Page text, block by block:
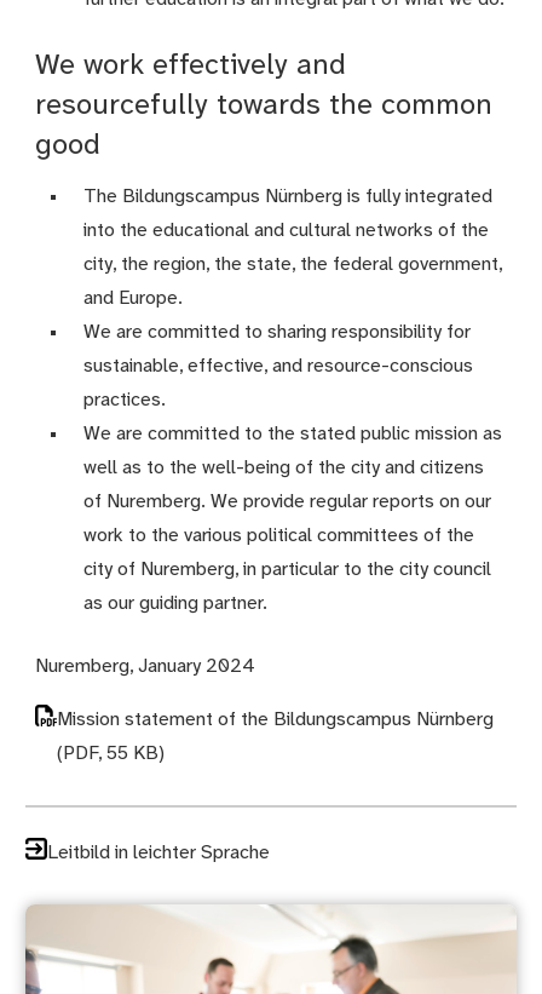
We work effectively and
resourcefully towards the common
good
The Bildungscampus Nürnberg is fully integrated
into the educational and cultural networks of the
city, the region, the state, the federal government,
and Europe.
We are committed to sharing responsibility for
sustainable, effective, and resource-conscious
practices.
We are committed to the stated public mission as
well as to the well-being of the city and citizens
of Nuremberg. We provide regular reports on our
work to the various political committees of the
city of Nuremberg, in particular to the city council
as our guiding partner.
Nuremberg, January 2024
Mission statement of the Bildungscampus Nürnberg
(PDF, 55 KB)
Leitbild in leichter Sprache